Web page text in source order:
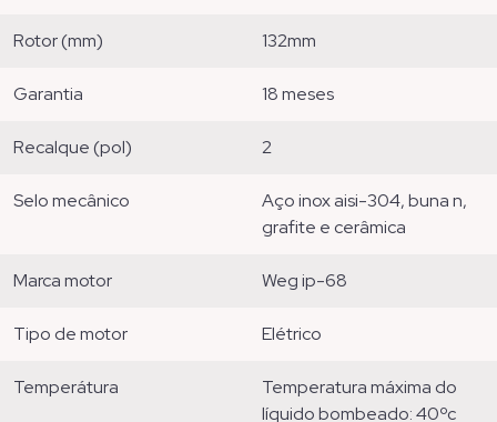
rotor (mm) 132mm
garantia 18 meses
recalque (pol) 2
selo mecânico
aço inox aisi-304, buna n,
grafite e cerâmica
marca motor weg ip-68
tipo de motor elétrico
temperátura
temperatura máxima do
líquido bombeado: 40ºc